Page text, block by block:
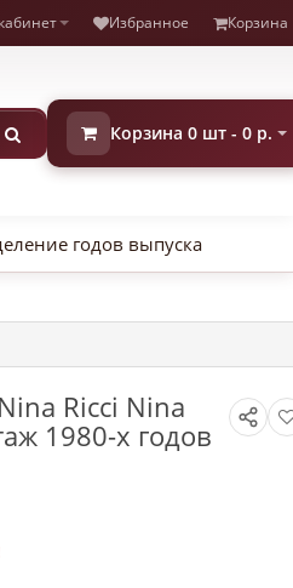
Избранное Корзина
Корзина 0 шт - 0 р.
годов выпуска
Ricci Nina
1980-х годов